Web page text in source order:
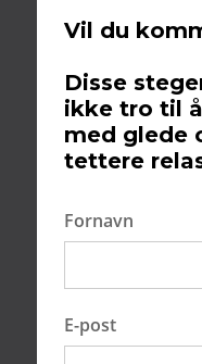
Innhold
Bli frelst nå?
Jesu mirakel
Relevansen
mirakler
Vil du
Disse
ikke tro til
med glede
tettere
Fornavn
E-post